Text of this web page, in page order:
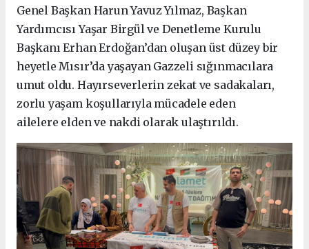
Genel Başkan Harun Yavuz Yılmaz, Başkan
Yardımcısı Yaşar Birgül ve Denetleme Kurulu
Başkanı Erhan Erdoğan’dan oluşan üst düzey bir
heyetle Mısır’da yaşayan Gazzeli sığınmacılara
umut oldu. Hayırseverlerin zekat ve sadakaları,
zorlu yaşam koşullarıyla mücadele eden
ailelere elden ve nakdi olarak ulaştırıldı.